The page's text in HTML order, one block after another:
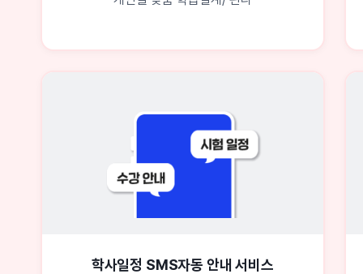
학사일정 SMS자동 안내 서비스